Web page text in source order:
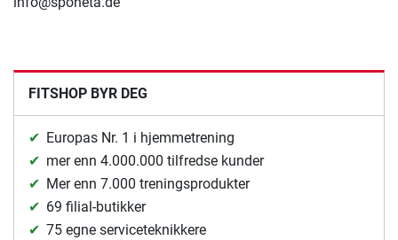
FITSHOP BYR DEG
Europas Nr. 1 i hjemmetrening
mer enn 4.000.000 tilfredse kunder
Mer enn 7.000 treningsprodukter
69 filial-butikker
75 egne serviceteknikkere